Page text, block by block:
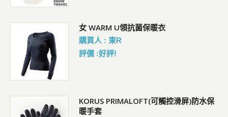
女 WARM U領抗菌保暖衣
購買人 : 東R
評價 :好評!
KORUS PRIMALOFT(可觸控滑屏)防水保
暖手套